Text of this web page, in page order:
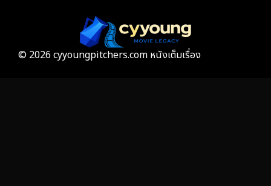
© 2026 cyyoungpitchers.com หนังเต็มเรื่อง